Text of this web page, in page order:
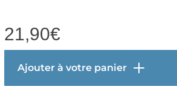
21,90€
Ajouter à votre panier